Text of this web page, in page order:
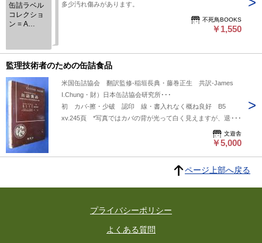
缶詰ラベル
コレクショ
ン = A
Food Labels
: MADE IN
JAPAN
多少汚れ傷みがあります。
不死鳥BOOKS
￥1,550
監理技術者のための缶詰食品
米国缶詰協会 翻訳監修-稲垣長典・藤巻正生 共訳-James
I.Chung・財）日本缶詰協会研究所･･･
初 カバ-擦・少破 認印 線・書入れなく概ね良好 B5
xv.245頁 *写真ではカバの背が光って白く見えますが、退色
文遊舎
￥5,000
ページ上部へ戻る
プライバシーポリシー
よくある質問